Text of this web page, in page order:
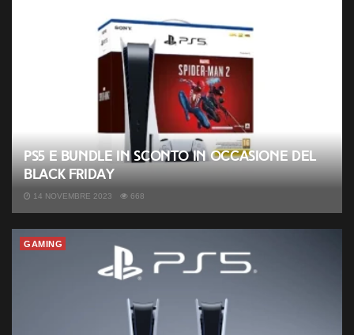
PS5 e bundle in sconto in occasione del
Black Friday
14 NOVEMBRE 2023 668
GAMING